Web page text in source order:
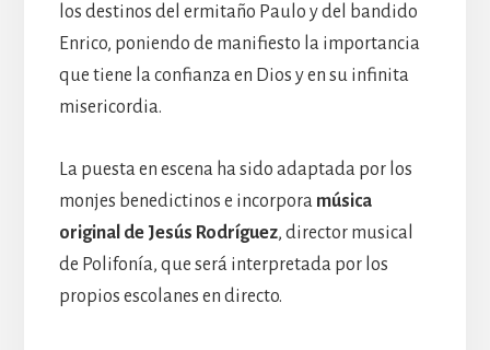
los destinos del ermitaño Paulo y del bandido
Enrico, poniendo de manifiesto la importancia
que tiene la confianza en Dios y en su infinita
misericordia.
La puesta en escena ha sido adaptada por los
monjes benedictinos e incorpora música
original de Jesús Rodríguez, director musical
de Polifonía, que será interpretada por los
propios escolanes en directo.